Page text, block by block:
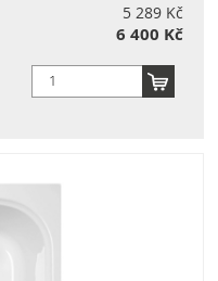
5 289 Kč
6 400 Kč